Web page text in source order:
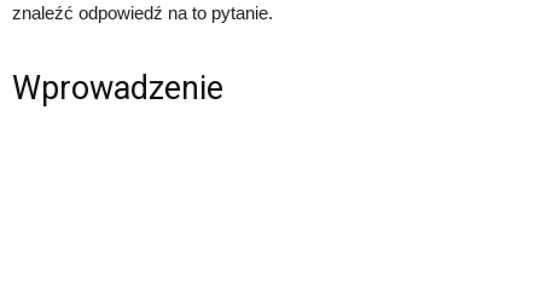
znaleźć odpowiedź na to pytanie.
Wprowadzenie